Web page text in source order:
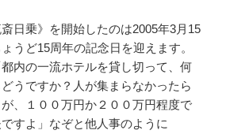
日乗》を開始したのは2005年3月15
うど15周年の記念日を迎えます。
内の一流ホテルを貸し切って、何
うですか？人が集まらなかったら
、１００万円か２００万円程度で
すよ」なぞと他人事のように